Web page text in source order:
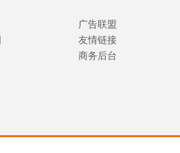
广告联盟
友情链接
商务后台